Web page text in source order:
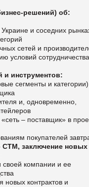
решений) об:
и соседних
сетей и
условий
и инструментов:
сегменты и категории)
и, одновременно,
– поставщик» в
покупателей
СТМ, заключение новых
компании и ее
новых контрактов и